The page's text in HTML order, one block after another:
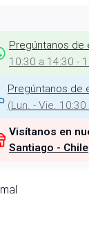
Pregúntanos
10:30 a 14:30 -
Pregúntanos de
(Lun. - Vie.
Visítanos en
Santiago - Chile